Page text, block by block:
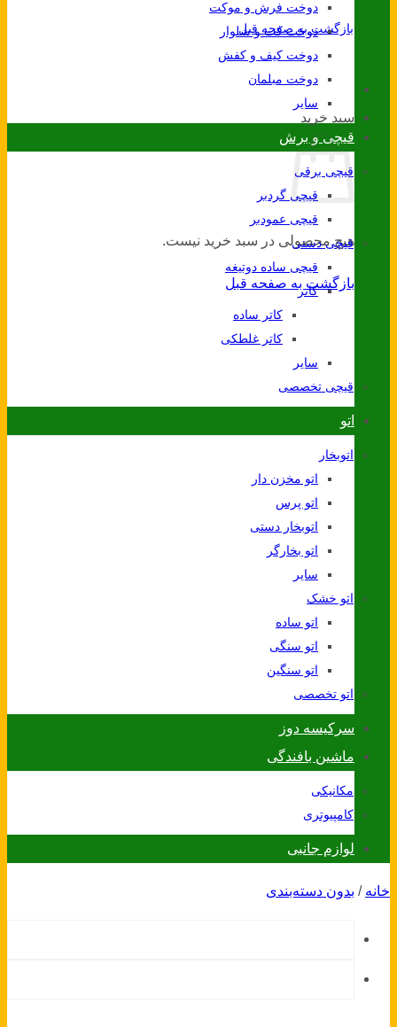
بازگشت به صفحه قبل
سبد خرید
هیچ محصولی در سبد خرید نیست.
بازگشت به صفحه قبل
دوخت فرش و موکت
دوخت کت و شلوار
دوخت کیف و کفش
دوخت مبلمان
سایر
قیچی و برش
قیچی برقی
قیچی گردبر
قیچی عمودبر
قیچی دستی
قیچی ساده دوتیغه
کاتر
کاتر ساده
کاتر غلطکی
سایر
قیچی تخصصی
اتو
اتوبخار
اتو مخزن دار
اتو پرس
اتوبخار دستی
اتو بخارگر
سایر
اتو خشک
اتو ساده
اتو سنگی
اتو سنگین
اتو تخصصی
سرکیسه دوز
ماشین بافندگی
مکانیکی
کامپیوتری
لوازم جانبی
خانه / بدون دسته‌بندی